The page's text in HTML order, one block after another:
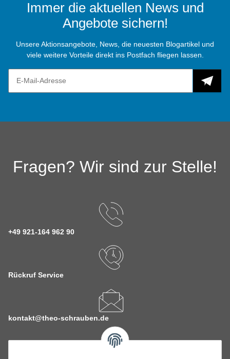
Immer die aktuellen News und
Angebote sichern!
Unsere Aktionsangebote, News, die neuesten Blogartikel und
viele weitere Vorteile direkt ins Postfach fliegen lassen.
Fragen? Wir sind zur Stelle!
+49 921-164 962 90
Rückruf Service
kontakt@theo-schrauben.de